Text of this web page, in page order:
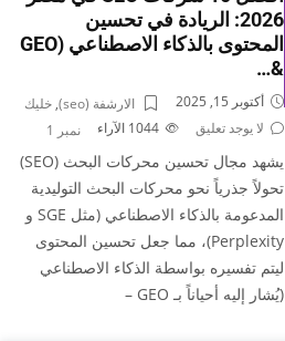
2026: الريادة في تحسين
المحتوى بالذكاء الاصطناعي (GEO
&…
أكتوبر 15, 2025 الارشفة (seo) ,خليك
نمبر 1
لا يوجد تعليق 1044 الآراء
يشهد مجال تحسين محركات البحث (SEO)
تحولاً جذرياً نحو محركات البحث التوليدية
المدعومة بالذكاء الاصطناعي (مثل SGE و
Perplexity)، مما جعل تحسين المحتوى
ليتم تفسيره بواسطة الذكاء الاصطناعي
(يُشار إليه أحياناً بـ GEO –